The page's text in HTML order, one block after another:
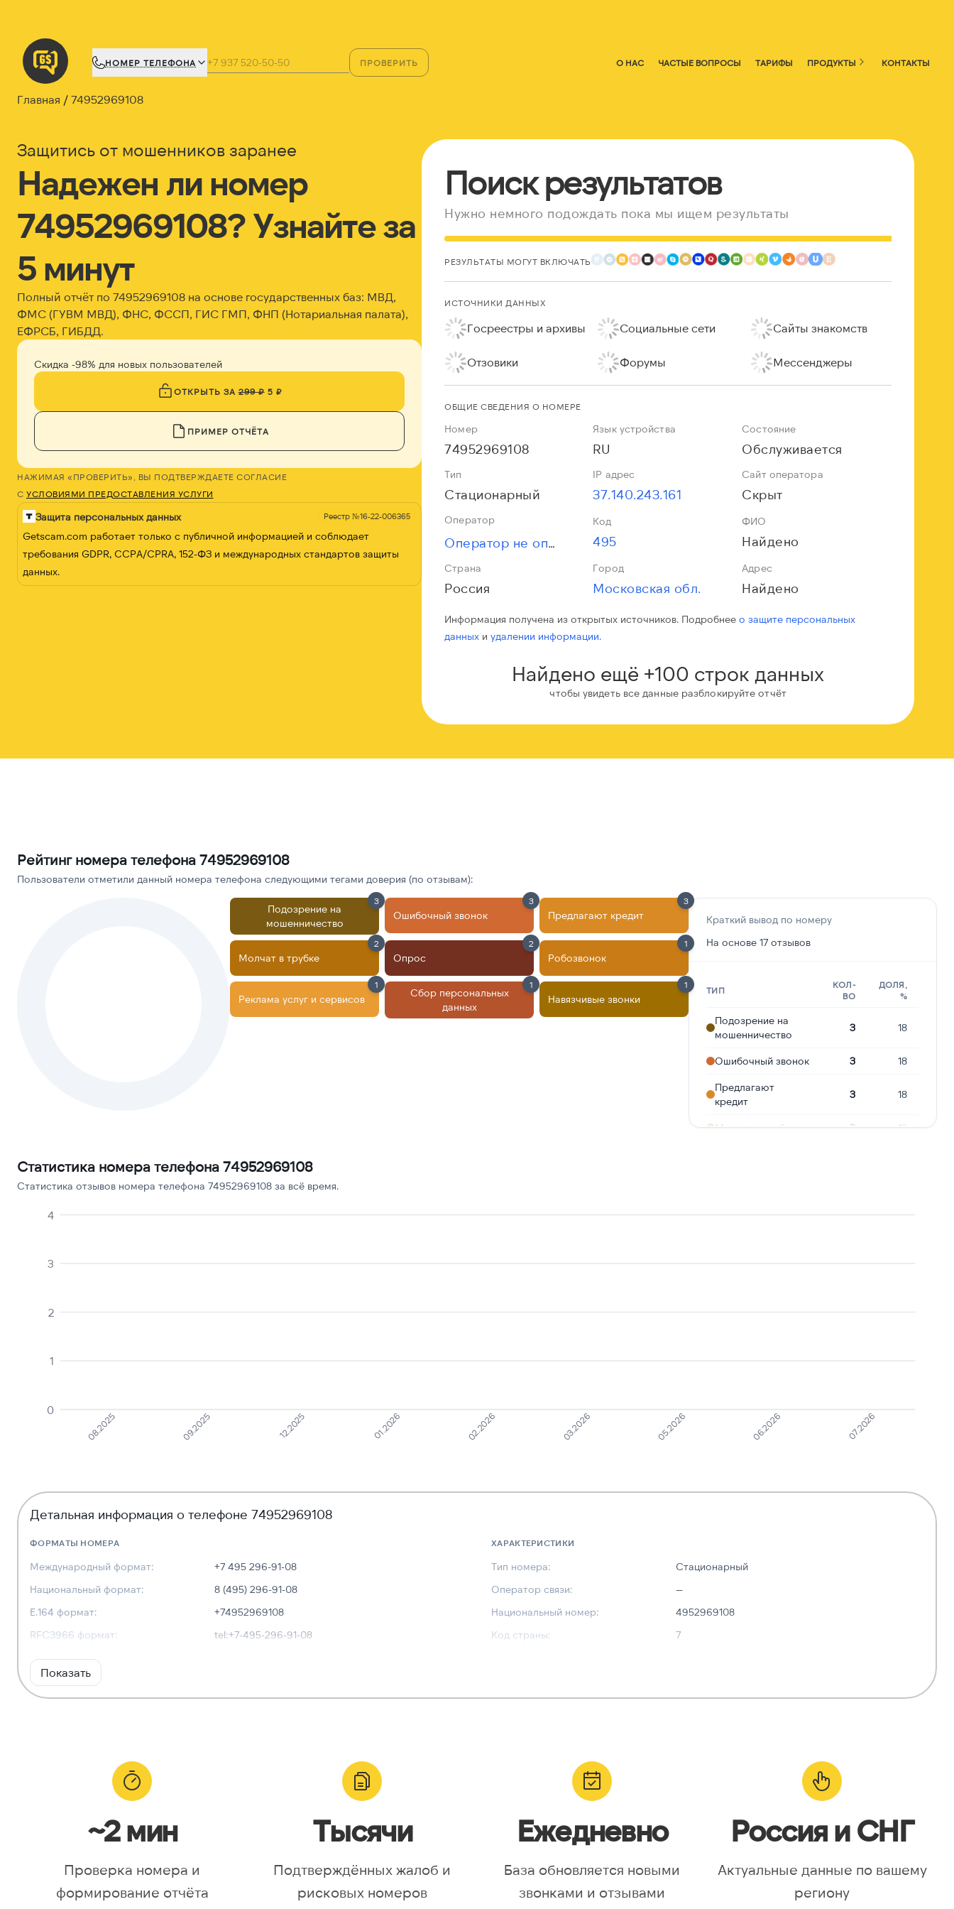
НОМЕР ТЕЛЕФОНА ПРОВЕРИТЬ О НАС ЧАСТЫЕ ВОПРОСЫ ТАРИФЫ ПРОДУКТЫ КОНТАКТЫ
Главная 74952969108
Защитись от мошенников заранее
Надежен ли номер
74952969108? Узнайте за
5 минут
Полный отчёт по 74952969108 на основе государственных баз: МВД,
ФМС (ГУВМ МВД), ФНС, ФССП, ГИС ГМП, ФНП (Нотариальная палата),
ЕФРСБ, ГИБДД.
Скидка -98% для новых пользователей
ОТКРЫТЬ ЗА299 ₽5 ₽
ПРИМЕР ОТЧЁТА
НАЖИМАЯ «ПРОВЕРИТЬ», ВЫ ПОДТВЕРЖДАЕТЕ СОГЛАСИЕ
С УСЛОВИЯМИ ПРЕДОСТАВЛЕНИЯ УСЛУГИ
Защита персональных данных Реестр №16-22-006365
Getscam.com работает только с публичной информацией и соблюдает
требования GDPR, CCPA/CPRA, 152-ФЗ и международных стандартов защиты
данных.
Поиск результатов
Нужно немного подождать пока мы ищем результаты
РЕЗУЛЬТАТЫ МОГУТ ВКЛЮЧАТЬ
ИСТОЧНИКИ ДАННЫХ
Госреестры и архивы Социальные сети Сайты знакомств
Отзовики Форумы Мессенджеры
ОБЩИЕ СВЕДЕНИЯ О НОМЕРЕ
Номер
74952969108
Язык устройства
RU
Состояние
Обслуживается
Тип
Стационарный
IP адрес
37.140.243.161
Сайт оператора
Скрыт
Оператор
Оператор не определён
Код
495
ФИО
Найдено
Страна
Россия
Город
Московская обл.
Адрес
Найдено
Информация получена из открытых источников. Подробнеео защите персональных
данных иудалении информации.
Найдено ещё +100 строк данных
чтобы увидеть все данные разблокируйте отчёт
Рейтинг номера телефона 74952969108
Пользователи отметили данный номера телефона следующими тегами доверия (по отзывам):
Подозрение на
мошенничество
3
Ошибочный звонок
3
Предлагают кредит
3
Молчат в трубке
2
Опрос
2
Робозвонок
1
Реклама услуг и сервисов
1
Сбор персональных
данных
1
Навязчивые звонки
1
Краткий вывод по номеру
На основе 17 отзывов
ТИП
КОЛ-
ВО
ДОЛЯ,
%
Подозрение на
мошенничество
3 18
Ошибочный звонок 3 18
Предлагают
кредит
3 18
Молчат в трубке 2 12
1 6
Статистика номера телефона 74952969108
Статистика отзывов номера телефона 74952969108 за всё время.
0
1
2
3
4
08.2025 09.2025 12.2025 01.2026 02.2026 03.2026 05.2026 06.2026 07.2026
Детальная информация о телефоне 74952969108
ФОРМАТЫ НОМЕРА
Международный формат:
+7 495 296-91-08
Национальный формат:
8 (495) 296-91-08
E.164 формат:
+74952969108
RFC3966 формат:
tel:+7-495-296-91-08
ХАРАКТЕРИСТИКИ
Тип номера:
Стационарный
Оператор связи:
—
Национальный номер:
4952969108
Код страны:
7
ГЕОЛОКАЦИЯ
Географическое описание:
Московская обл.
Валидный номер:
✓ Да
Показать
~2 мин
Проверка номера и
формирование отчёта
Тысячи
Подтверждённых жалоб и
рисковых номеров
Ежедневно
База обновляется новыми
звонками и отзывами
Россия и СНГ
Актуальные данные по вашему
региону